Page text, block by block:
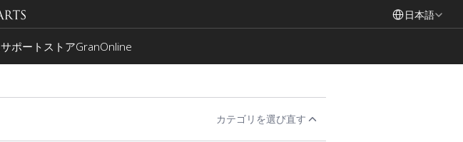
日本語
サポート ストアGranOnline
カテゴリを選び直す